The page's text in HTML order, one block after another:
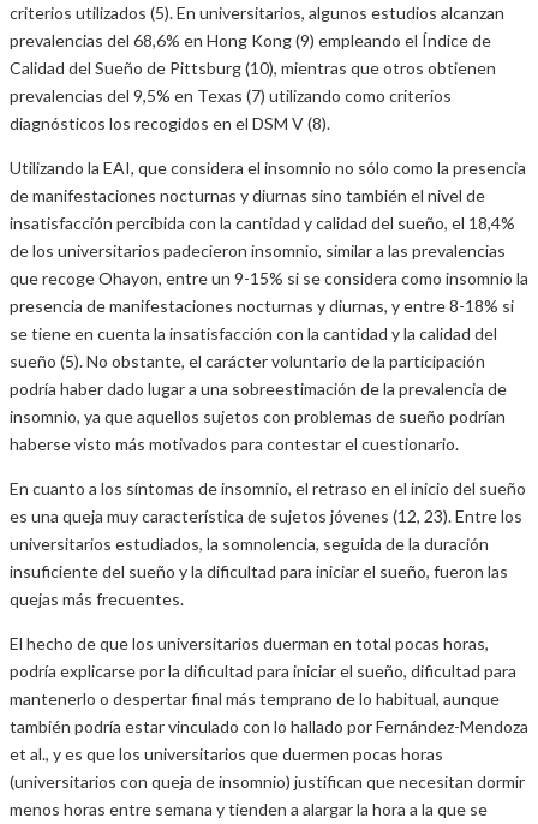
criterios utilizados (5). En universitarios, algunos estudios alcanzan
prevalencias del 68,6% en Hong Kong (9) empleando el Índice de
Calidad del Sueño de Pittsburg (10), mientras que otros obtienen
prevalencias del 9,5% en Texas (7) utilizando como criterios
diagnósticos los recogidos en el DSM V (8).
Utilizando la EAI, que considera el insomnio no sólo como la presencia
de manifestaciones nocturnas y diurnas sino también el nivel de
insatisfacción percibida con la cantidad y calidad del sueño, el 18,4%
de los universitarios padecieron insomnio, similar a las prevalencias
que recoge Ohayon, entre un 9-15% si se considera como insomnio la
presencia de manifestaciones nocturnas y diurnas, y entre 8-18% si
se tiene en cuenta la insatisfacción con la cantidad y la calidad del
sueño (5). No obstante, el carácter voluntario de la participación
podría haber dado lugar a una sobreestimación de la prevalencia de
insomnio, ya que aquellos sujetos con problemas de sueño podrían
haberse visto más motivados para contestar el cuestionario.
En cuanto a los síntomas de insomnio, el retraso en el inicio del sueño
es una queja muy característica de sujetos jóvenes (12, 23). Entre los
universitarios estudiados, la somnolencia, seguida de la duración
insuficiente del sueño y la dificultad para iniciar el sueño, fueron las
quejas más frecuentes.
El hecho de que los universitarios duerman en total pocas horas,
podría explicarse por la dificultad para iniciar el sueño, dificultad para
mantenerlo o despertar final más temprano de lo habitual, aunque
también podría estar vinculado con lo hallado por Fernández-Mendoza
et al., y es que los universitarios que duermen pocas horas
(universitarios con queja de insomnio) justifican que necesitan dormir
menos horas entre semana y tienden a alargar la hora a la que se